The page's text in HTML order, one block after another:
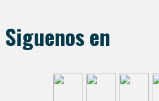
Siguenos en